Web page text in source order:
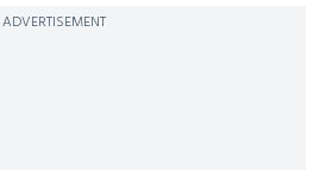
ADVERTISEMENT